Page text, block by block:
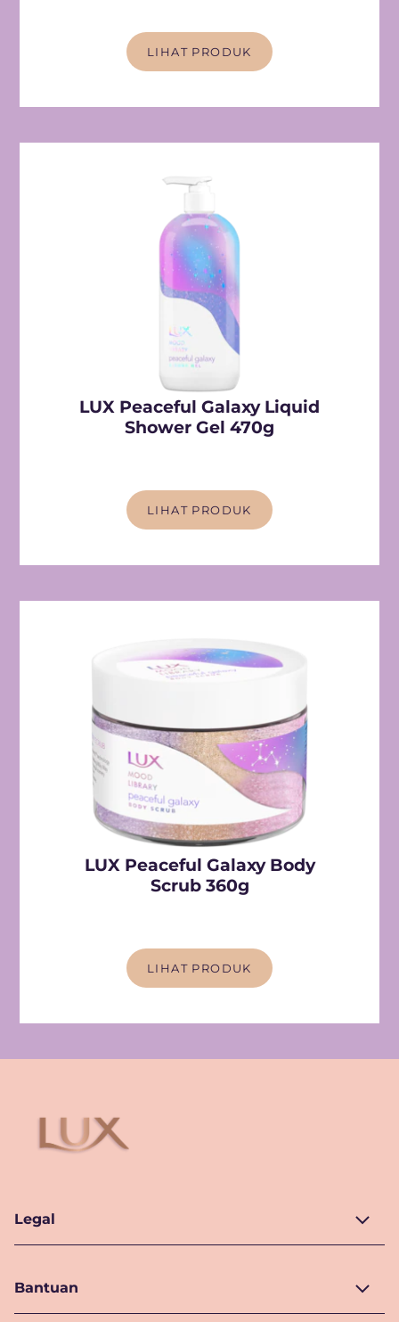
LIHAT PRODUK
LUX Peaceful Galaxy Liquid
Shower Gel 470g
LIHAT PRODUK
LUX Peaceful Galaxy Body
Scrub 360g
LIHAT PRODUK
Legal
Bantuan